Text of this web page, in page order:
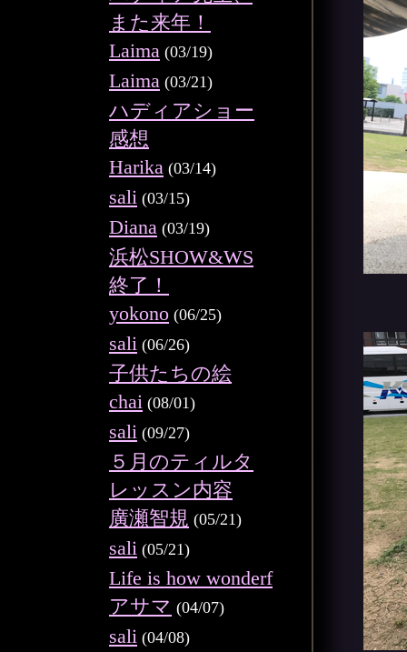
また来年！
Laima (03/19)
Laima (03/21)
ハディアショー
感想
Harika (03/14)
sali (03/15)
Diana (03/19)
浜松SHOW&WS
終了！
yokono (06/25)
sali (06/26)
子供たちの絵
chai (08/01)
sali (09/27)
５月のティルタ
レッスン内容
廣瀬智規 (05/21)
sali (05/21)
Life is how wonderf
アサマ (04/07)
sali (04/08)